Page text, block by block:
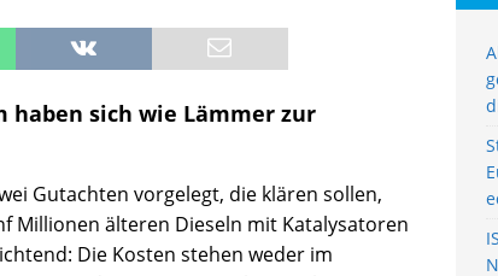
sich wie Lämmer zur
Gutachten vorgelegt, die klären sollen,
Millionen älteren Dieseln mit Katalysatoren
Die Kosten stehen weder im